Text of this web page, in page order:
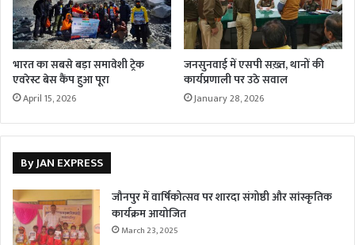
भारत का सबसे बड़ा समावेशी ट्रेक
एवरेस्ट बेस कैंप हुआ पूरा
April 15, 2026
जनसुनवाई में एसपी सख़्त, थानों की
कार्यप्रणाली पर उठे सवाल
January 28, 2026
By JAN EXPRESS
जौनपुर में वार्षिकोत्सव पर शारदा संगोष्ठी और सांस्कृतिक
कार्यक्रम आयोजित
March 23, 2025